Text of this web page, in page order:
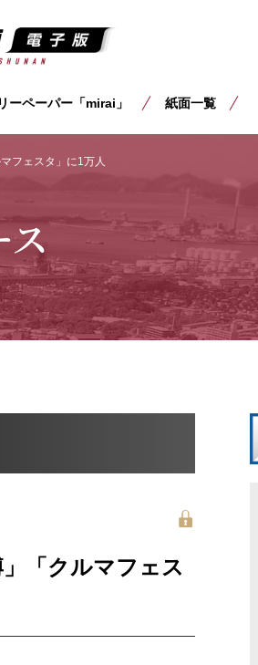
ーペーパー「mirai」 紙面一覧
フェスタ」に1万人
ス
「クルマフェス